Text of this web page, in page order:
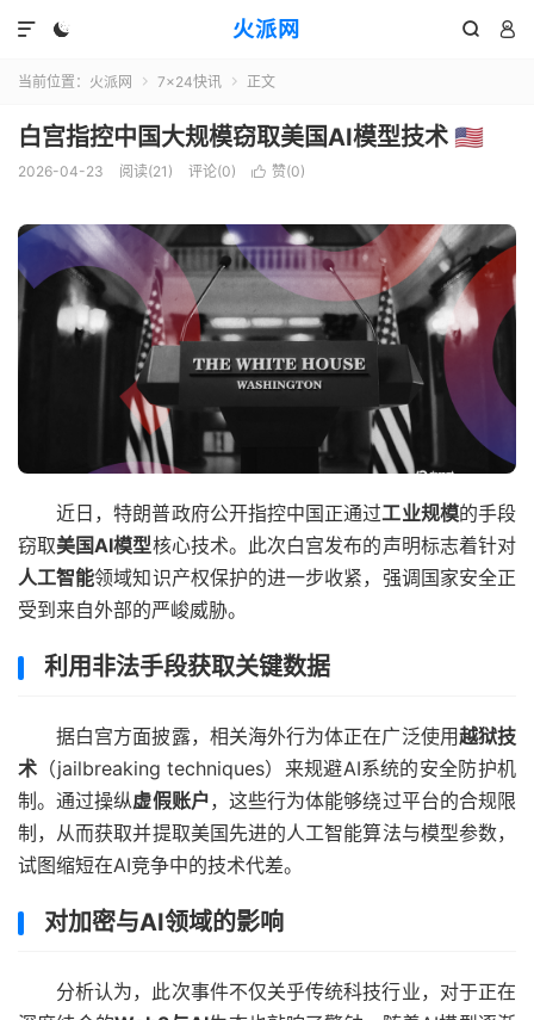
火派网
  

当前位置： 火派网  7×24快讯  正文
白宫指控中国大规模窃取美国AI模型技术 🇺🇸
2026-04-23 阅读(21) 评论(0)  赞(0)
近日，特朗普政府公开指控中国正通过工业规模的手段
窃取美国AI模型核心技术。此次白宫发布的声明标志着针对
人工智能领域知识产权保护的进一步收紧，强调国家安全正
受到来自外部的严峻威胁。
利用非法手段获取关键数据
据白宫方面披露，相关海外行为体正在广泛使用越狱技
术 （jailbreaking techniques）来规避AI系统的安全防护机
制。通过操纵虚假账户，这些行为体能够绕过平台的合规限
制，从而获取并提取美国先进的人工智能算法与模型参数，
试图缩短在AI竞争中的技术代差。
对加密与AI领域的影响
分析认为，此次事件不仅关乎传统科技行业，对于正在